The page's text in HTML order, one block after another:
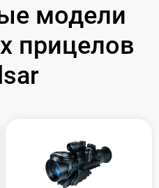
модели
прицелов